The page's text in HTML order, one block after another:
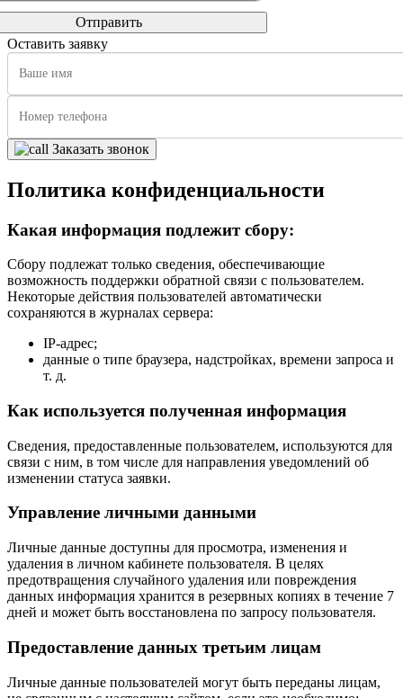
Оставить заявку
Заказать звонок
Политика конфиденциальности
Какая информация подлежит сбору:
Сбору подлежат только сведения, обеспечивающие
возможность поддержки обратной связи с пользователем.
Некоторые действия пользователей автоматически
сохраняются в журналах сервера:
IP-адрес;
данные о типе браузера, надстройках, времени запроса и
т. д.
Как используется полученная информация
Сведения, предоставленные пользователем, используются для
связи с ним, в том числе для направления уведомлений об
изменении статуса заявки.
Управление личными данными
Личные данные доступны для просмотра, изменения и
удаления в личном кабинете пользователя. В целях
предотвращения случайного удаления или повреждения
данных информация хранится в резервных копиях в течение 7
дней и может быть восстановлена по запросу пользователя.
Предоставление данных третьим лицам
Личные данные пользователей могут быть переданы лицам,